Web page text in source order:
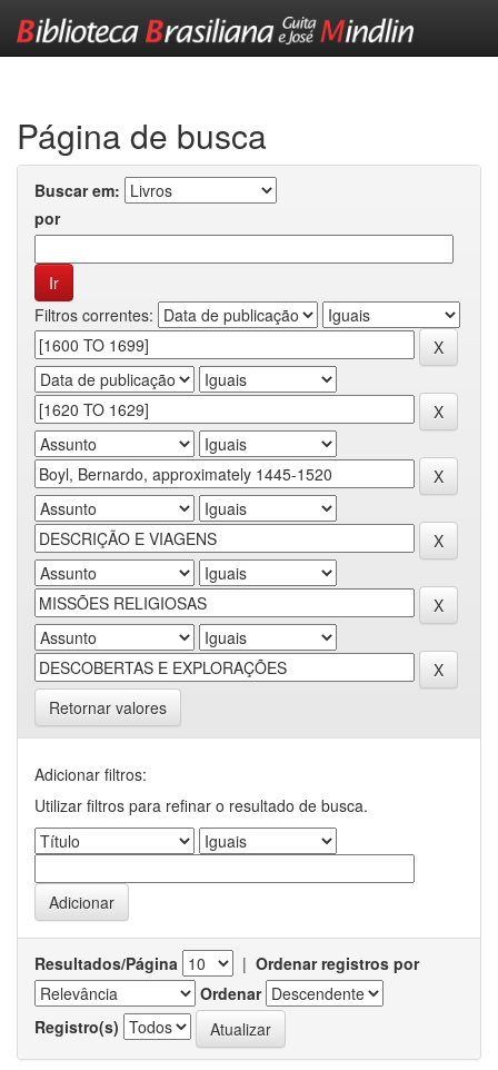
Página de busca
Buscar em:
por
Filtros correntes:
Retornar valores
Adicionar filtros:
Utilizar filtros para refinar o resultado de busca.
Resultados/Página | Ordenar registros por
Ordenar
Registro(s)